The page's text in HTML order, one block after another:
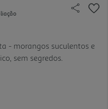
- morangos suculentos e
sem segredos.